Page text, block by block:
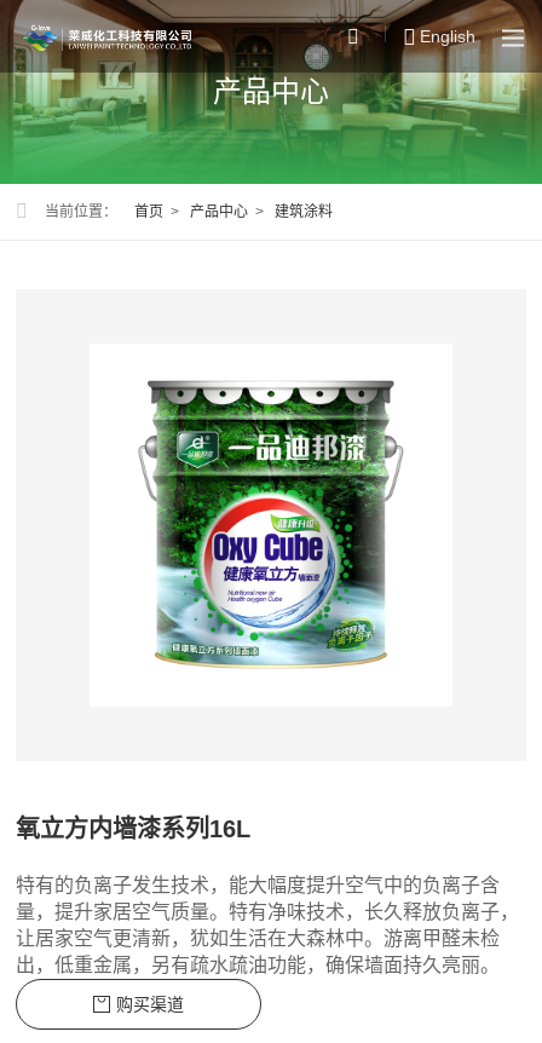
English
产品中心
当前位置： 首页 > 产品中心 >建筑涂料
氧立方内墙漆系列16L
特有的负离子发生技术，能大幅度提升空气中的负离子含
量，提升家居空气质量。特有净味技术，长久释放负离子，
让居家空气更清新，犹如生活在大森林中。游离甲醛未检
出，低重金属，另有疏水疏油功能，确保墙面持久亮丽。
购买渠道